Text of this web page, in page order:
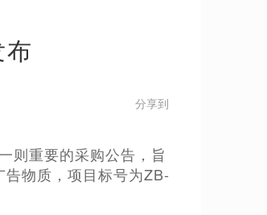
分享到
则重要的采购公告，旨
物质，项目标号为ZB-